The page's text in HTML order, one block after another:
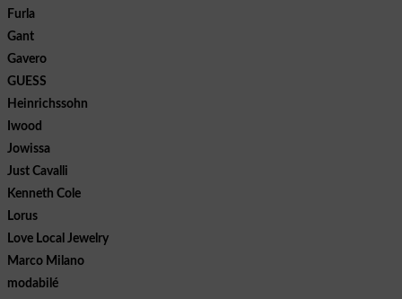
Furla
Gant
Gavero
GUESS
Heinrichssohn
Iwood
Jowissa
Just Cavalli
Kenneth Cole
Lorus
Love Local Jewelry
Marco Milano
modabilé